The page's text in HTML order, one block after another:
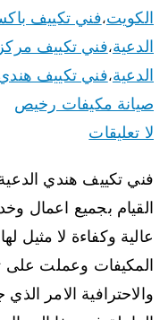
الكويت،فني تكييف
الدعية،فني تكييف
الدعية،فني تكييف
صيانة مكيفات رخيص
لا تعليقات
فني تكييف هندي
القيام بجميع اعمال
عالية وكفاءة لا
المكيفات وعملت على
والاحترافية الامر